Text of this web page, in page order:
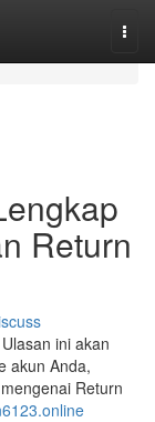
Return
ini akan
akun Anda,
Return